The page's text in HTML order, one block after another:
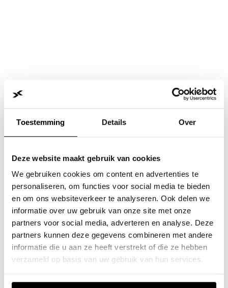
Toestemming Details Over
Deze website maakt gebruik van cookies
We gebruiken cookies om content en advertenties te
personaliseren, om functies voor social media te bieden
en om ons websiteverkeer te analyseren. Ook delen we
informatie over uw gebruik van onze site met onze
partners voor social media, adverteren en analyse. Deze
partners kunnen deze gegevens combineren met andere
informatie die u aan ze heeft verstrekt of die ze hebben
verzameld op basis van uw gebruik van hun services.
Application error: a client-side exception has occurred while
loadingwww.jvk.nl(see the browser consolefor more
information).